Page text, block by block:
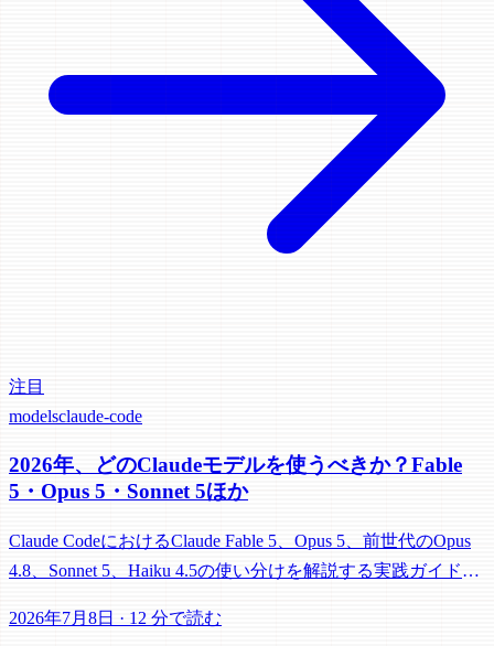
注目
modelsclaude-code
2026年、どのClaudeモデルを使うべきか？Fable
5・Opus 5・Sonnet 5ほか
Claude CodeにおけるClaude Fable 5、Opus 5、前世代のOpus
4.8、Sonnet 5、Haiku 4.5の使い分けを解説する実践ガイド。
2026年7月8日 · 12 分で読む